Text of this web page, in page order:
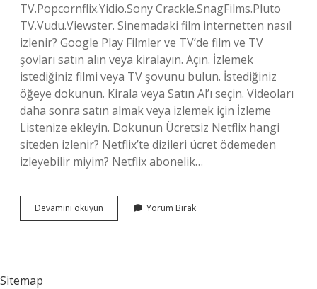
TV.Popcornflix.Yidio.Sony Crackle.SnagFilms.Pluto
TV.Vudu.Viewster. Sinemadaki film internetten nasıl
izlenir? Google Play Filmler ve TV’de film ve TV
şovları satın alın veya kiralayın. Açın. İzlemek
istediğiniz filmi veya TV şovunu bulun. İstediğiniz
öğeye dokunun. Kirala veya Satın Al’ı seçin. Videoları
daha sonra satın almak veya izlemek için İzleme
Listenize ekleyin. Dokunun Ücretsiz Netflix hangi
siteden izlenir? Netflix’te dizileri ücret ödemeden
izleyebilir miyim? Netflix abonelik…
Devamını okuyun
Siteden
Yorum Bırak
Sitemap